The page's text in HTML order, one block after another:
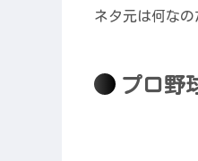
ネタ元は何な
プロ野